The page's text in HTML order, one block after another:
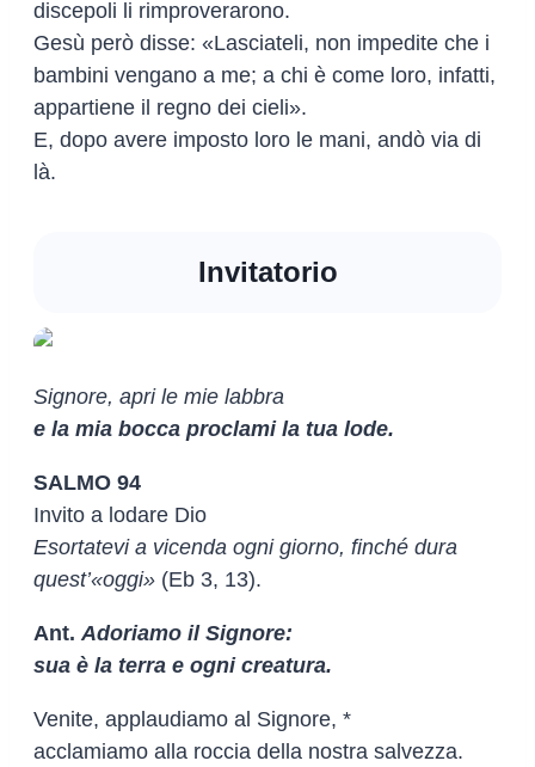
discepoli li rimproverarono.
Gesù però disse: «Lasciateli, non impedite che i
bambini vengano a me; a chi è come loro, infatti,
appartiene il regno dei cieli».
E, dopo avere imposto loro le mani, andò via di
là.
Invitatorio
Signore, apri le mie labbra
e la mia bocca proclami la tua lode.
SALMO 94
Invito a lodare Dio
Esortatevi a vicenda ogni giorno, finché dura
quest’«oggi» (Eb 3, 13).
Ant. Adoriamo il Signore:
sua è la terra e ogni creatura.
Venite, applaudiamo al Signore, *
acclamiamo alla roccia della nostra salvezza.